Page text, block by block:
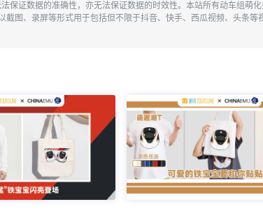
保证数据的准确性，亦无法保证数据的时效性。本站所有动车组萌
图、录屏等形式用于包括但不限于抖音、快手、西瓜视频、头条等